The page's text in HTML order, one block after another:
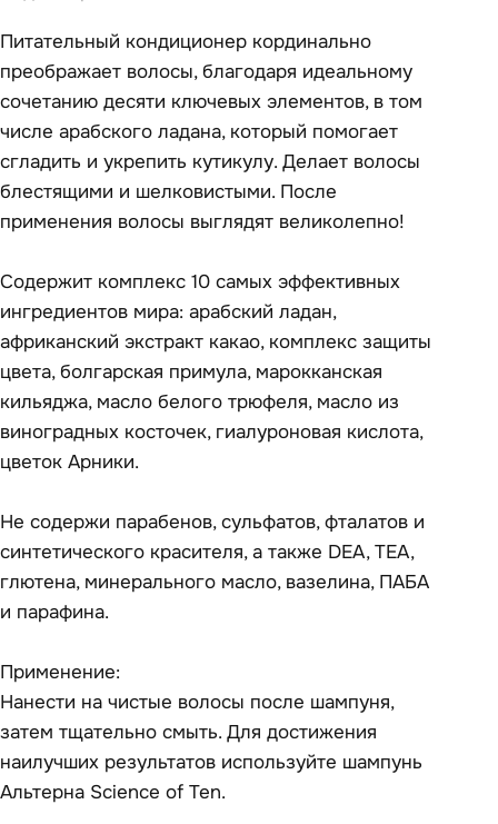
Питательный кондиционер кординально
преображает волосы, благодаря идеальному
сочетанию десяти ключевых элементов, в том
числе арабского ладана, который помогает
сгладить и укрепить кутикулу. Делает волосы
блестящими и шелковистыми. После
применения волосы выглядят великолепно!
Содержит комплекс 10 самых эффективных
ингредиентов мира: арабский ладан,
африканский экстракт какао, комплекс защиты
цвета, болгарская примула, марокканская
кильяджа, масло белого трюфеля, масло из
виноградных косточек, гиалуроновая кислота,
цветок Арники.
Не содержи парабенов, сульфатов, фталатов и
синтетического красителя, а также DEA, TEA,
глютена, минерального масло, вазелина, ПАБА
и парафина.
Применение:
Нанести на чистые волосы после шампуня,
затем тщательно смыть. Для достижения
наилучших результатов используйте шампунь
Альтерна Science of Ten.